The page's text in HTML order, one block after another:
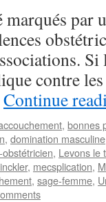
marqués par
contre
Continue
, bonnes
, domination masculine
, Levons le
, mecsplication,
, sage-femme,